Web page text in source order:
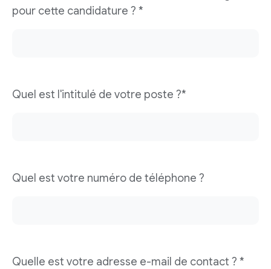
pour cette candidature ? *
Quel est l'intitulé de votre poste ?*
Quel est votre numéro de téléphone ?
Quelle est votre adresse e-mail de contact ? *